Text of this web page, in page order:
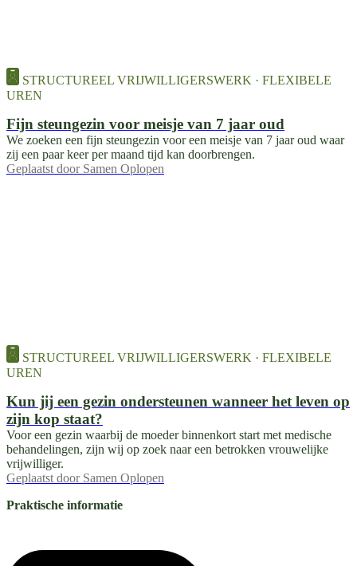
STRUCTUREEL VRIJWILLIGERSWERK · FLEXIBELE
UREN
Fijn steungezin voor meisje van 7 jaar oud
We zoeken een fijn steungezin voor een meisje van 7 jaar oud waar
zij een paar keer per maand tijd kan doorbrengen.
Geplaatst door Samen Oplopen
STRUCTUREEL VRIJWILLIGERSWERK · FLEXIBELE
UREN
Kun jij een gezin ondersteunen wanneer het leven op
zijn kop staat?
Voor een gezin waarbij de moeder binnenkort start met medische
behandelingen, zijn wij op zoek naar een betrokken vrouwelijke
vrijwilliger.
Geplaatst door Samen Oplopen
Praktische informatie